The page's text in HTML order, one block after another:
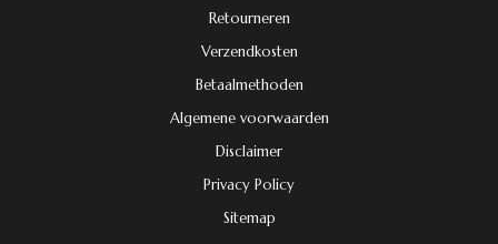
Retourneren
Verzendkosten
Betaalmethoden
Algemene voorwaarden
Disclaimer
Privacy Policy
Sitemap